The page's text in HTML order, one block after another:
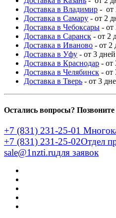
Доставка в Владимир - от
Доставка в Самару - от 2
Доставка в Чебоксары - от
Доставка в Саранск - от 2
Доставка в Иваново - от 2
Доставка в Уфу - от 3 дней
Доставка в Краснодар - от
Доставка в Челябинск - от
Доставка в Тверь - от 3
Остались вопросы?
+7 (831) 231-25-01
+7 (831) 231-25-02Отдел
sale@1nzti.ruдля заявок